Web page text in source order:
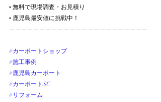
▫︎ 無料で現場調査・お見積り
▫︎ 鹿児島最安値に挑戦中！
———————————————————————
#カーポートショップ
#施工事例
#鹿児島カーポート
#カーポートSC
#リフォーム